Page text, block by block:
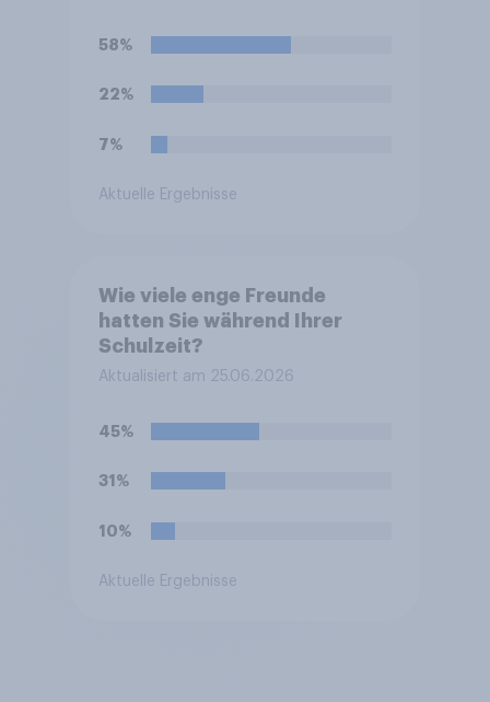
58%
22%
7%
Aktuelle Ergebnisse
Wie viele enge Freunde
hatten Sie während Ihrer
Schulzeit?
Aktualisiert am 25.06.2026
45%
31%
10%
Aktuelle Ergebnisse